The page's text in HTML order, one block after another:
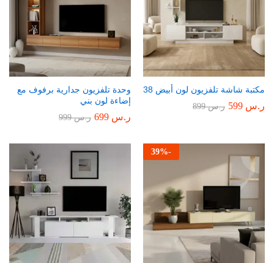
مكتبة شاشة تلفزيون لون أبيض 38
ر.س ر.س899
وحدة تلفزيون جدارية برفوف مع
إضاءة لون بني
ر.س ر.س999
-
39%